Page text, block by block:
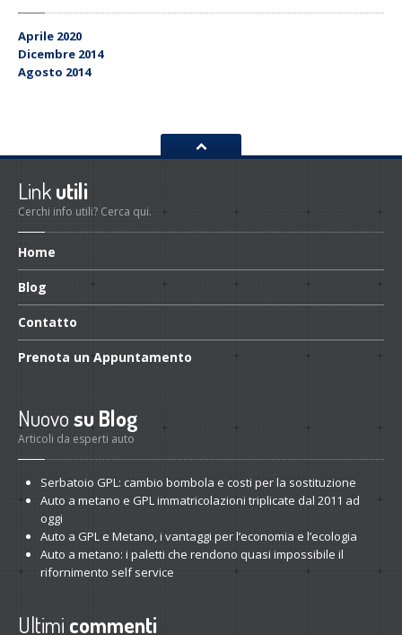
Aprile 2020
Dicembre 2014
Agosto 2014
Linkutili
Cerchi info utili? Cerca qui.
Home
Blog
Contatto
Prenota un Appuntamento
Nuovosu Blog
Articoli da esperti auto
Serbatoio GPL: cambio bombola e costi per la sostituzione
Auto a metano e GPL immatricolazioni triplicate dal 2011 ad
oggi
Auto a GPL e Metano, i vantaggi per l’economia e l’ecologia
Auto a metano: i paletti che rendono quasi impossibile il
rifornimento self service
Ultimi commenti